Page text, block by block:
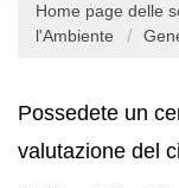
Home page delle
l'Ambiente
Possedete un
valutazione del